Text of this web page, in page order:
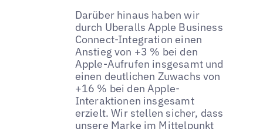
Darüber hinaus haben wir
durch Uberalls Apple Business
Connect-Integration einen
Anstieg von +3 % bei den
Apple-Aufrufen insgesamt und
einen deutlichen Zuwachs von
+16 % bei den Apple-
Interaktionen insgesamt
erzielt. Wir stellen sicher, dass
unsere Marke im Mittelpunkt